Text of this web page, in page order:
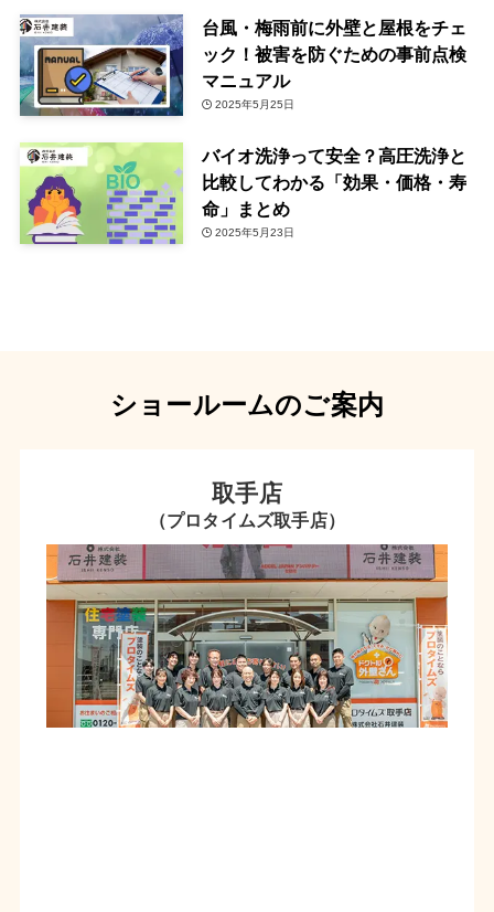
台風・梅雨前に外壁と屋根をチェ
ック！被害を防ぐための事前点検
マニュアル
2025年5月25日
バイオ洗浄って安全？高圧洗浄と
比較してわかる「効果・価格・寿
命」まとめ
2025年5月23日
ショールームのご案内
取手店
（プロタイムズ取手店）